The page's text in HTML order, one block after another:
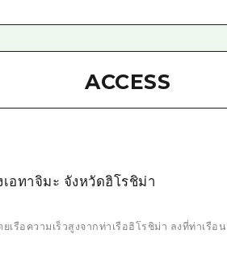
ACCESS
อทาจิมะ จังหวัดฮิโรชิม่า
รือความเร็วสูงจากท่าเรือฮิโรชิม่า ลงที่ท่าเรือ